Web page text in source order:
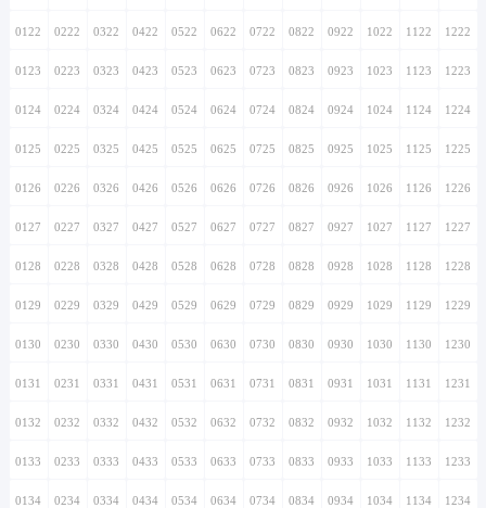
0122 0222 0322 0422 0522 0622 0722 0822 0922 1022 1122 1222
0123 0223 0323 0423 0523 0623 0723 0823 0923 1023 1123 1223
0124 0224 0324 0424 0524 0624 0724 0824 0924 1024 1124 1224
0125 0225 0325 0425 0525 0625 0725 0825 0925 1025 1125 1225
0126 0226 0326 0426 0526 0626 0726 0826 0926 1026 1126 1226
0127 0227 0327 0427 0527 0627 0727 0827 0927 1027 1127 1227
0128 0228 0328 0428 0528 0628 0728 0828 0928 1028 1128 1228
0129 0229 0329 0429 0529 0629 0729 0829 0929 1029 1129 1229
0130 0230 0330 0430 0530 0630 0730 0830 0930 1030 1130 1230
0131 0231 0331 0431 0531 0631 0731 0831 0931 1031 1131 1231
0132 0232 0332 0432 0532 0632 0732 0832 0932 1032 1132 1232
0133 0233 0333 0433 0533 0633 0733 0833 0933 1033 1133 1233
0134 0234 0334 0434 0534 0634 0734 0834 0934 1034 1134 1234